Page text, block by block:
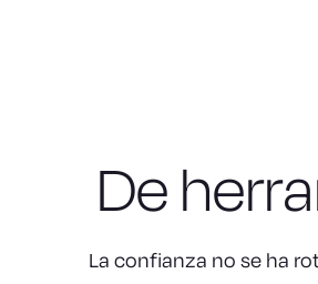
De
La confianza no se ha